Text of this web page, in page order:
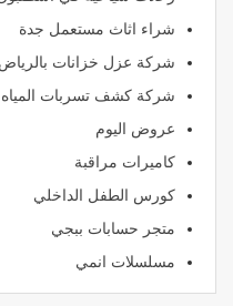
شراء اثاث مستعمل جدة
شركة عزل خزانات بالرياض
شركة كشف تسربات
عروض اليوم
كاميرات مراقبة
كورس الطفل الداخلي
متجر حسابات ببجي
مسلسلات انمي